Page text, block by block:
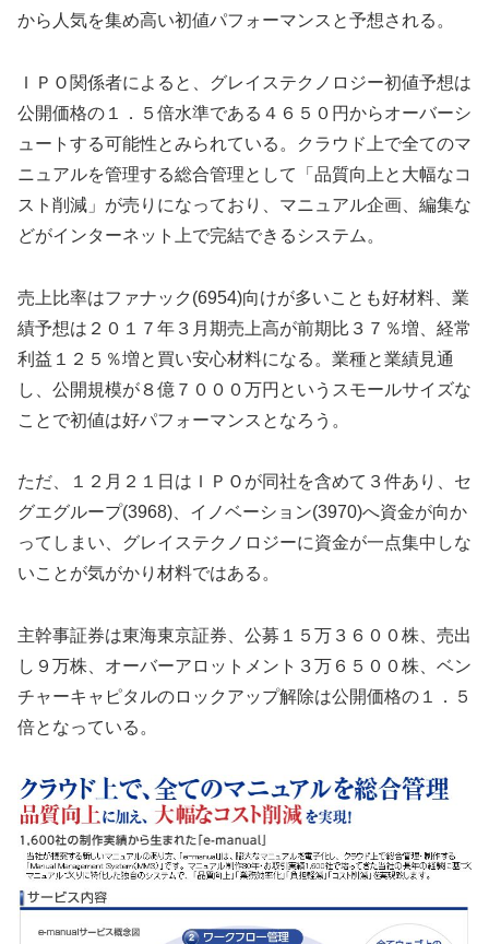
から人気を集め高い初値パフォーマンスと予想される。
ＩＰＯ関係者によると、グレイステクノロジー初値予想は
公開価格の１．５倍水準である４６５０円からオーバーシ
ュートする可能性とみられている。クラウド上で全てのマ
ニュアルを管理する総合管理として「品質向上と大幅なコ
スト削減」が売りになっており、マニュアル企画、編集な
どがインターネット上で完結できるシステム。
売上比率はファナック(6954)向けが多いことも好材料、業
績予想は２０１７年３月期売上高が前期比３７％増、経常
利益１２５％増と買い安心材料になる。業種と業績見通
し、公開規模が８億７０００万円というスモールサイズな
ことで初値は好パフォーマンスとなろう。
ただ、１２月２１日はＩＰＯが同社を含めて３件あり、セ
グエグループ(3968)、イノベーション(3970)へ資金が向か
ってしまい、グレイステクノロジーに資金が一点集中しな
いことが気がかり材料ではある。
主幹事証券は東海東京証券、公募１５万３６００株、売出
し９万株、オーバーアロットメント３万６５００株、ベン
チャーキャピタルのロックアップ解除は公開価格の１．５
倍となっている。